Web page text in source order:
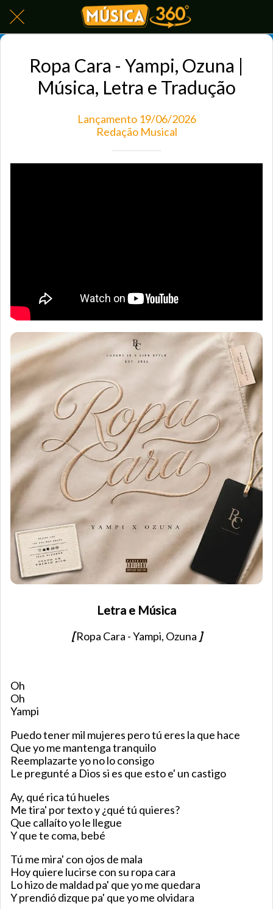
Ropa Cara - Yampi, Ozuna |
Música, Letra e Tradução
Lançamento 19/06/2026
Redação Musical
Letra e Música
[Ropa Cara - Yampi, Ozuna ]
Oh
Oh
Yampi
Puedo tener mil mujeres pero tú eres la que hace
Que yo me mantenga tranquilo
Reemplazarte yo no lo consigo
Le pregunté a Dios si es que esto e' un castigo
Ay, qué rica tú hueles
Me tira' por texto y ¿qué tú quieres?
Que callaíto yo le llegue
Y que te coma, bebé
Tú me mira' con ojos de mala
Hoy quiere lucirse con su ropa cara
Lo hizo de maldad pa' que yo me quedara
Y prendió dizque pa' que yo me olvidara